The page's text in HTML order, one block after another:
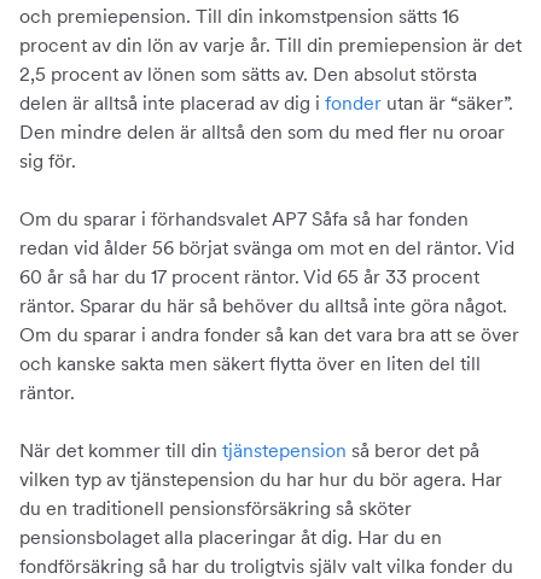
och premiepension. Till din inkomstpension sätts 16
procent av din lön av varje år. Till din premiepension är det
2,5 procent av lönen som sätts av. Den absolut största
delen är alltså inte placerad av dig i fonder utan är “säker”.
Den mindre delen är alltså den som du med fler nu oroar
sig för.
Om du sparar i förhandsvalet AP7 Såfa så har fonden
redan vid ålder 56 börjat svänga om mot en del räntor. Vid
60 år så har du 17 procent räntor. Vid 65 år 33 procent
räntor. Sparar du här så behöver du alltså inte göra något.
Om du sparar i andra fonder så kan det vara bra att se över
och kanske sakta men säkert flytta över en liten del till
räntor.
När det kommer till din tjänstepension så beror det på
vilken typ av tjänstepension du har hur du bör agera. Har
du en traditionell pensionsförsäkring så sköter
pensionsbolaget alla placeringar åt dig. Har du en
fondförsäkring så har du troligtvis själv valt vilka fonder du